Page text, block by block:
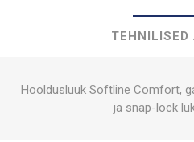
TEHNILISED
Hooldusluuk Softline Comfort,
ja snap-lock